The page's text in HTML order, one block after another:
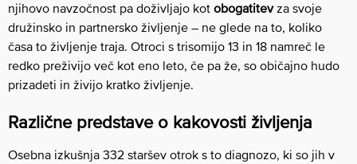
njihovo navzočnost pa doživljajo kot obogatitevza svoje
družinsko in partnersko življenje – ne glede na to, koliko
časa to življenje traja. Otroci s trisomijo 13 in 18 namreč le
redko preživijo več kot eno leto, če pa že, so običajno hudo
prizadeti in živijo kratko življenje.
Različne predstave o kakovosti življenja
Osebna izkušnja 332 staršev otrok s to diagnozo, ki so jih v